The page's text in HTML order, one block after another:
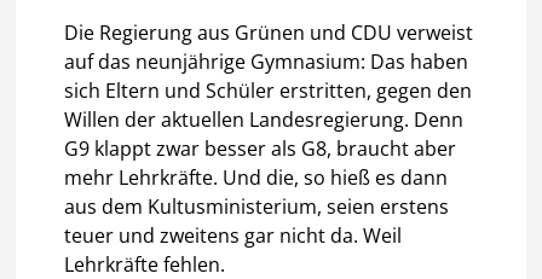
Die Regierung aus Grünen und CDU verweist
auf das neunjährige Gymnasium: Das haben
sich Eltern und Schüler erstritten, gegen den
Willen der aktuellen Landesregierung. Denn
G9 klappt zwar besser als G8, braucht aber
mehr Lehrkräfte. Und die, so hieß es dann
aus dem Kultusministerium, seien erstens
teuer und zweitens gar nicht da. Weil
Lehrkräfte fehlen.